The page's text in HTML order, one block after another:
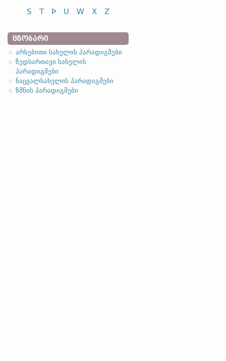
S
T Þ U W X Z
ᲪᲜᲝᲑᲐᲠᲘ
არსებითი სახელის პარადიგმები
ზედსართავი სახელის
პარადიგმები
ნაცვალსახელის პარადიგმები
ზმნის პარადიგმები